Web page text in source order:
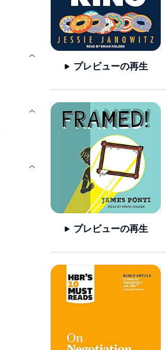
プレビューの再生
プレビューの再生